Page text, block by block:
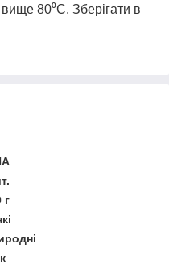
вище 80⁰С. Зберігати в
г